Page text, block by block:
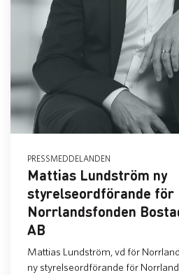
PRESSMEDDELANDEN
Mattias Lundström ny
styrelseordförande för
Norrlandsfonden
AB
Mattias Lundström, vd för
ny styrelseordförande för